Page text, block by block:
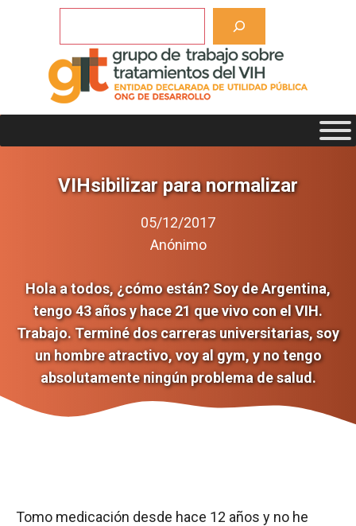
VIHsibilizar para normalizar
05/12/2017
Anónimo
Hola a todos, ¿cómo están? Soy de Argentina,
tengo 43 años y hace 21 que vivo con el VIH.
Trabajo. Terminé dos carreras universitarias, soy
un hombre atractivo, voy al gym, y no tengo
absolutamente ningún problema de salud.
Tomo medicación desde hace 12 años y no he